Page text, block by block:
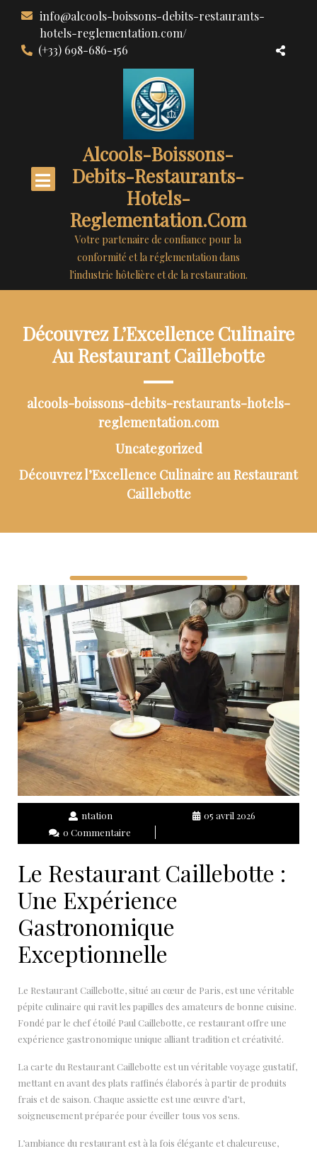
contenu
info@alcools-boissons-debits-restaurants-
hotels-reglementation.com/
(+33) 698-686-156
Alcools-Boissons-
Debits-Restaurants-
Hotels-
Reglementation.com
Votre partenaire de confiance pour la
conformité et la réglementation dans
l'industrie hôtelière et de la restauration.
Découvrez L’Excellence Culinaire
Au Restaurant Caillebotte
alcools-boissons-debits-restaurants-hotels-
reglementation.com
Uncategorized
Découvrez l’Excellence Culinaire au Restaurant
Caillebotte
ntation
05 avril 2026
0 Commentaire
Le Restaurant Caillebotte :
Une Expérience
Gastronomique
Exceptionnelle
Le Restaurant Caillebotte, situé au cœur de Paris, est une véritable
pépite culinaire qui ravit les papilles des amateurs de bonne cuisine.
Fondé par le chef étoilé Paul Caillebotte, ce restaurant offre une
expérience gastronomique unique alliant tradition et créativité.
La carte du Restaurant Caillebotte est un véritable voyage gustatif,
mettant en avant des plats raffinés élaborés à partir de produits
frais et de saison. Chaque assiette est une œuvre d’art,
soigneusement préparée pour éveiller tous vos sens.
L’ambiance du restaurant est à la fois élégante et chaleureuse,